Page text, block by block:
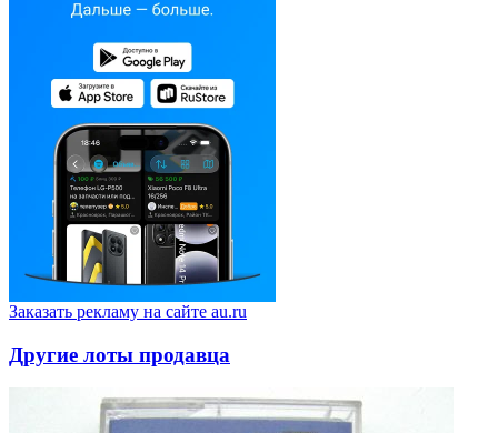
Заказать рекламу на сайте au.ru
Другие лоты продавца